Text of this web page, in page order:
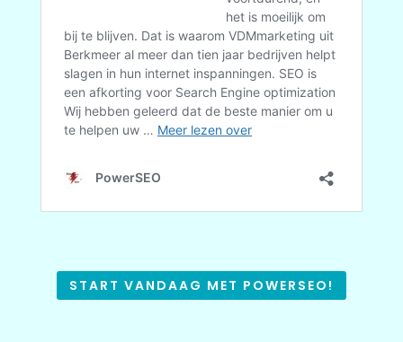
START VANDAAG MET POWERSEO!